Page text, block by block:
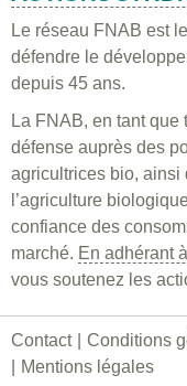
Le réseau FNAB est
défendre le
depuis 45 ans.
La FNAB, en tant
défense auprès des
agricultrices bio, ainsi
l’agriculture
confiance des
marché. En adhérant
vous soutenez les
Contact
Conditions
Mentions légales